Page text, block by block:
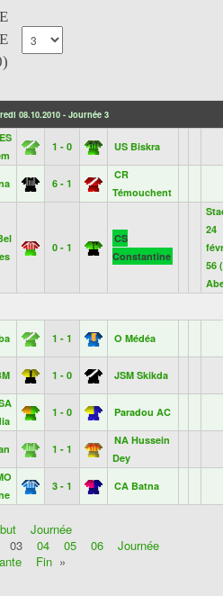
08.10.2010 - Journée 3
ES
1 - 0 US Biskra
6 - 1
CR
Témouchent
0 - 1
CS
Constantine
24
56
1 - 1 O Médéa
1 - 0 JSM Skikda
1 - 0 Paradou AC
1 - 1
NA Hussein
Dey
3 - 1 CA Batna
Journée
03 04 05 06
Journée
Fin »